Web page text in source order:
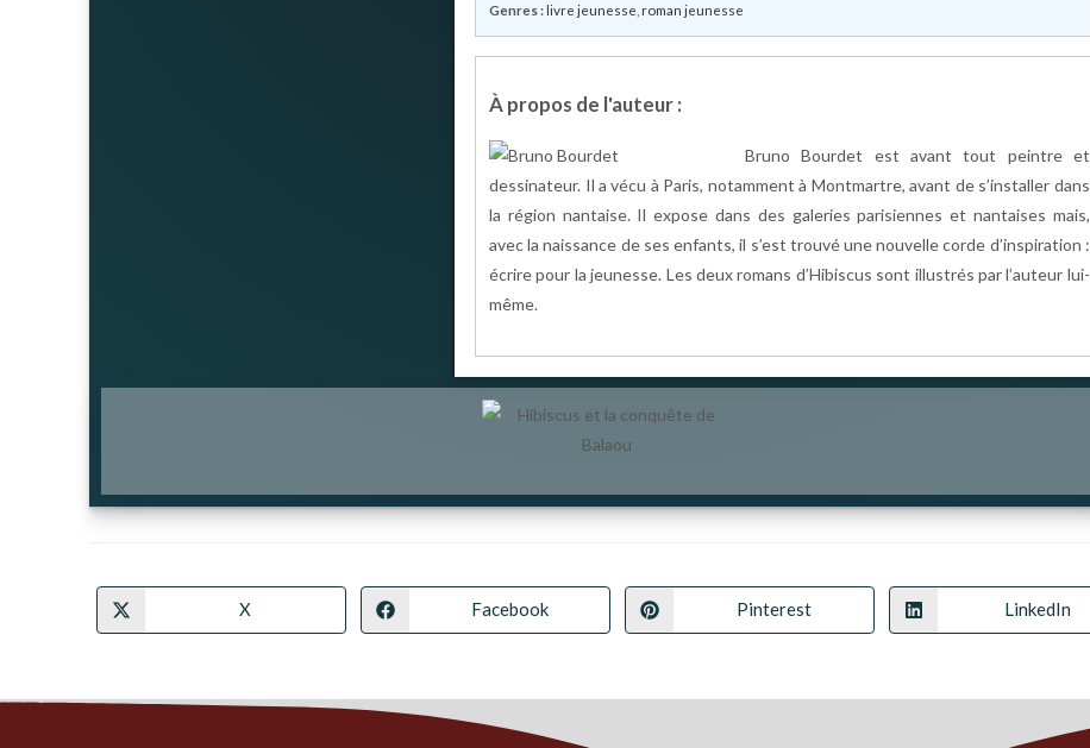
Genres :livre jeunesse ,roman jeunesse
À propos de l'auteur :
Bruno Bourdet est avant tout peintre et
dessinateur. Il a vécu à Paris, notamment à Montmartre, avant de s’installer dans
la région nantaise. Il expose dans des galeries parisiennes et nantaises mais,
avec la naissance de ses enfants, il s’est trouvé une nouvelle corde d’inspiration :
écrire pour la jeunesse. Les deux romans d’Hibiscus sont illustrés par l’auteur lui-
même.
X Facebook Pinterest LinkedIn